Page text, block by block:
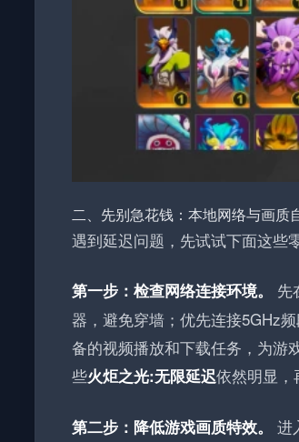
二、先别急花钱：本地网络与画质
遇到延迟问题，先试试下面这些
第一步：检查网络连接环境。
先
器，避免穿墙；优先连接5GHz
备的视频播放和下载任务，为游
些火炬之光:无限延迟依然明显，
第二步：降低游戏画质特效。
进